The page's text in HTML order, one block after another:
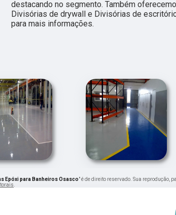
destacando no segmento. Também
Divisórias de drywall e Divisórias de
para mais informações.
Epóxi para Banheiros Osasco" é de direito reservado. Sua reprodução,